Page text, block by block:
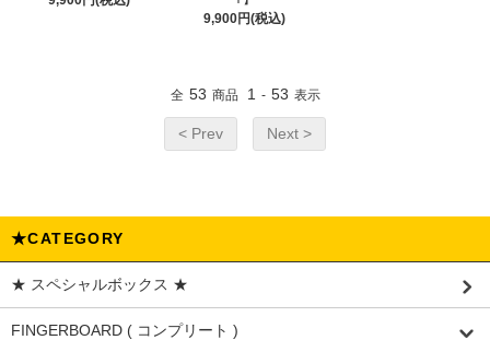
9,900円(税込)
全 53 商品 1 - 53 表示
< Prev Next >
★CATEGORY
★ スペシャルボックス ★
FINGERBOARD ( コンプリート )